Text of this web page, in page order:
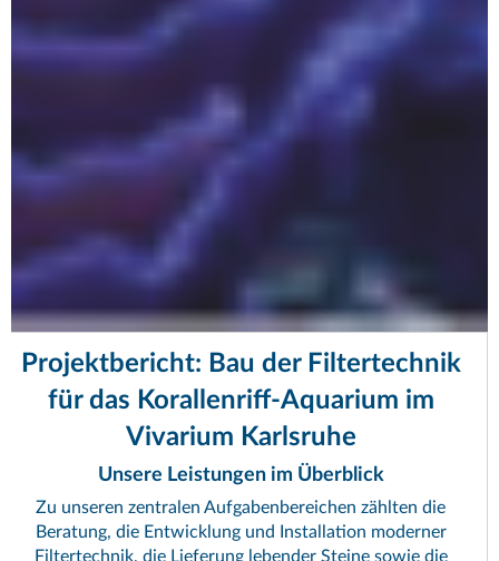
Projektbericht: Bau der Filtertechnik
für das Korallenriff-Aquarium im
Vivarium Karlsruhe
Unsere Leistungen im Überblick
Zu unseren zentralen Aufgabenbereichen zählten die
Beratung, die Entwicklung und Installation moderner
Filtertechnik, die Lieferung lebender Steine sowie die